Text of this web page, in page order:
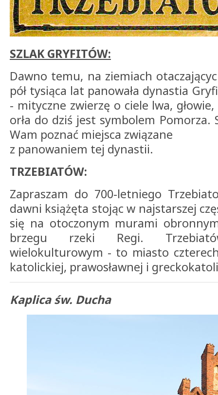
SZLAK GRYFITÓW:
Dawno temu, na ziemiach
pół tysiąca lat panowała dynastia
- mityczne zwierzę o ciele lwa,
orła do dziś jest symbolem Pomorza.
Wam poznać miejsca związane
z panowaniem tej dynastii.
TRZEBIATÓW:
Zapraszam do 700-letniego
dawni książęta stojąc w najstarszej
się na otoczonym murami
brzegu rzeki Regi.
wielokulturowym - to miasto
katolickiej, prawosławnej i
Kaplica św. Ducha